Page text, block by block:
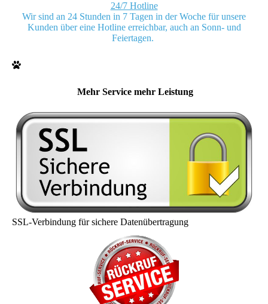
24/7 Hotline
Wir sind an 24 Stunden in 7 Tagen in der Woche für unsere
Kunden über eine Hotline erreichbar, auch an Sonn- und
Feiertagen.
Mehr Service mehr Leistung
SSL-Verbindung für sichere Datenübertragung